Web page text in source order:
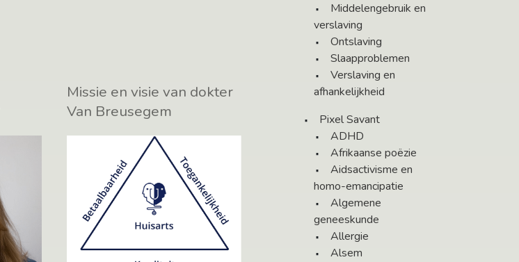
Missie en visie van dokter
Van Breusegem
Middelengebruik en
verslaving
Ontslaving
Slaapproblemen
Verslaving en
afhankelijkheid
Pixel Savant
ADHD
Afrikaanse poëzie
Aidsactivisme en
homo-emancipatie
Algemene
geneeskunde
Allergie
Alsem